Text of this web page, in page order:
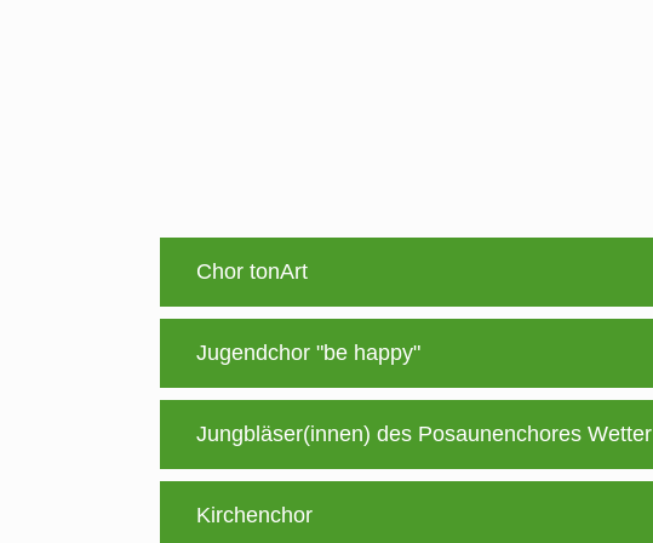
Chor tonArt
Jugendchor "be happy"
Jungbläser(innen) des Posaunenchores Wetter
Kirchenchor